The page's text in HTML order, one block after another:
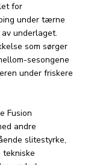
for
under tærne
underlaget.
som sørger
sesongene
under friskere
Fusion
andre
slitestyrke,